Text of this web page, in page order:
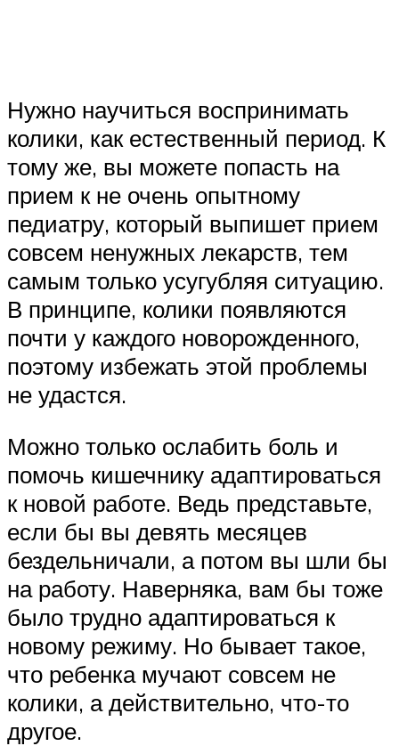
Нужно научиться воспринимать
колики, как естественный период. К
тому же, вы можете попасть на
прием к не очень опытному
педиатру, который выпишет прием
совсем ненужных лекарств, тем
самым только усугубляя ситуацию.
В принципе, колики появляются
почти у каждого новорожденного,
поэтому избежать этой проблемы
не удастся.
Можно только ослабить боль и
помочь кишечнику адаптироваться
к новой работе. Ведь представьте,
если бы вы девять месяцев
бездельничали, а потом вы шли бы
на работу. Наверняка, вам бы тоже
было трудно адаптироваться к
новому режиму. Но бывает такое,
что ребенка мучают совсем не
колики, а действительно, что-то
другое.